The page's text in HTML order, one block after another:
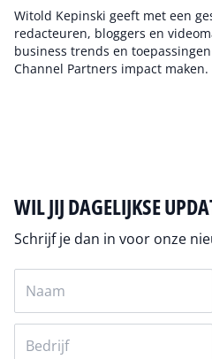
Witold Kepinski geeft met een
redacteuren, bloggers en
business trends en
Channel Partners impact maken.
WIL JIJ DAGELIJKSE
Schrijf je dan in voor onze